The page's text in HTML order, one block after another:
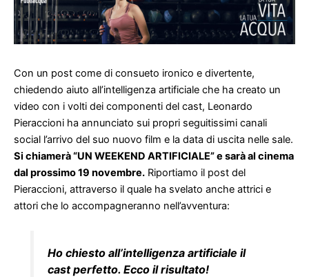
Con un post come di consueto ironico e divertente,
chiedendo aiuto all’intelligenza artificiale che ha creato un
video con i volti dei componenti del cast, Leonardo
Pieraccioni ha annunciato sui propri seguitissimi canali
social l’arrivo del suo nuovo film e la data di uscita nelle sale.
Si chiamerà “UN WEEKEND ARTIFICIALE” e sarà al cinema
dal prossimo 19 novembre. Riportiamo il post del
Pieraccioni, attraverso il quale ha svelato anche attrici e
attori che lo accompagneranno nell’avventura:
Ho chiesto all’intelligenza artificiale il
cast perfetto. Ecco il risultato!